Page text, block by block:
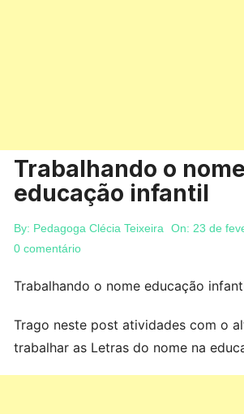
Trabalhando o nome
educação infantil
By: Pedagoga Clécia Teixeira On: 23 de
0 comentário
Trabalhando o nome educação
Trago neste post atividades com o
trabalhar as Letras do nome na